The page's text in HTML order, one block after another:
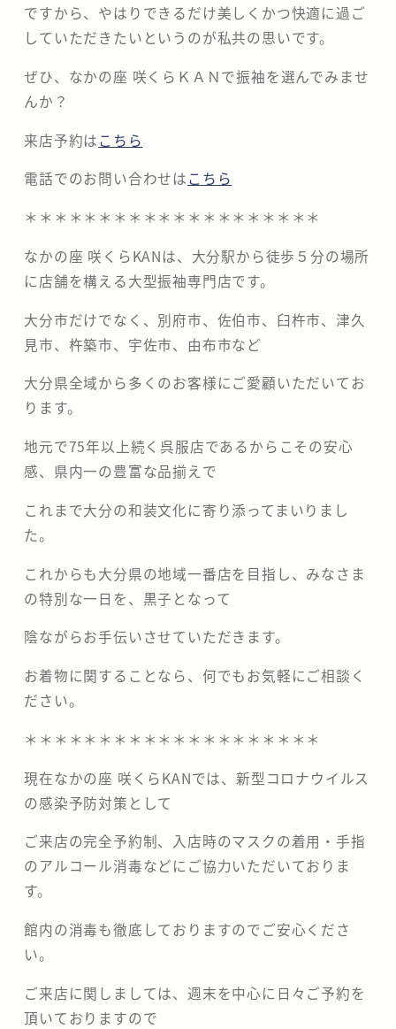
ですから、やはりできるだけ美しくかつ快適に過ご
していただきたいというのが私共の思いです。
ぜひ、なかの座 咲くらＫＡＮで振袖を選んでみませ
んか？
来店予約はこちら
電話でのお問い合わせはこちら
＊＊＊＊＊＊＊＊＊＊＊＊＊＊＊＊＊＊＊＊
なかの座 咲くらKANは、大分駅から徒歩５分の場所
に店舗を構える大型振袖専門店です。
大分市だけでなく、別府市、佐伯市、臼杵市、津久
見市、杵築市、宇佐市、由布市など
大分県全域から多くのお客様にご愛顧いただいてお
ります。
地元で75年以上続く呉服店であるからこその安心
感、県内一の豊富な品揃えで
これまで大分の和装文化に寄り添ってまいりまし
た。
これからも大分県の地域一番店を目指し、みなさま
の特別な一日を、黒子となって
陰ながらお手伝いさせていただきます。
お着物に関することなら、何でもお気軽にご相談く
ださい。
＊＊＊＊＊＊＊＊＊＊＊＊＊＊＊＊＊＊＊＊
現在なかの座 咲くらKANでは、新型コロナウイルス
の感染予防対策として
ご来店の完全予約制、入店時のマスクの着用・手指
のアルコール消毒などにご協力いただいておりま
す。
館内の消毒も徹底しておりますのでご安心くださ
い。
ご来店に関しましては、週末を中心に日々ご予約を
頂いておりますので